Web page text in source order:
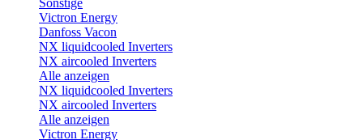
Sonstige
Victron Energy
Danfoss Vacon
NX liquidcooled Inverters
NX aircooled Inverters
Alle anzeigen
NX liquidcooled Inverters
NX aircooled Inverters
Alle anzeigen
Victron Energy